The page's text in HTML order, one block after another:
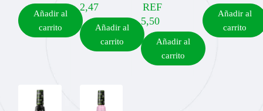
Añadir al
carrito
2,47
Añadir al
carrito
REF
5,50
Añadir al
carrito
Añadir al
carrito